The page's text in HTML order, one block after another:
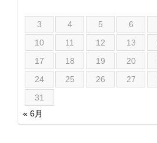
3
4 5 6
10
11 12 13
17
18 19 20
24
25 26 27
31
« 6月